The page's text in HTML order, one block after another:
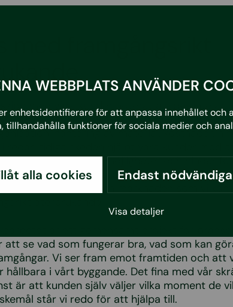
WEBBPLATS ANVÄNDER
enhetsidentifierare för att anpassa innehållet och
tillhandahålla funktioner för sociala medier och
alla cookies Endast
Visa detaljer
med framgångsrikt
med våra kunder noterat att det inte är
återbruksarbete i en organisation. Det
hantering av material, kostnader,
att genomlysa alla möjligheter och hinder
är att återbruksarbetet inte är en
att se vad som fungerar bra, vad som kan
Vi ser fram emot framtiden och att
hållbara i vårt byggande. Det fina med vår
är att kunden själv väljer vilka moment de
står vi redo för att hjälpa till.